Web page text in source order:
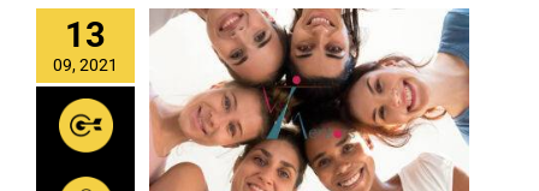
13
09, 2021